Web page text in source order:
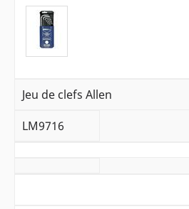
Jeu de clefs Allen
LM9716